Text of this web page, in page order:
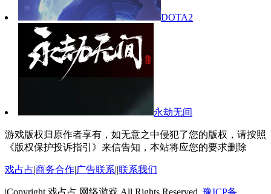
DOTA2
永劫无间
游戏版权归原作者享有，如无意之中侵犯了您的版权，请按照
《版权保护投诉指引》来信告知，本站将应您的要求删除
戏占占|商务合作|广告联系||联系我们
|Copyright,戏占占,网络游戏 All Rights Reserved. 豫ICP备